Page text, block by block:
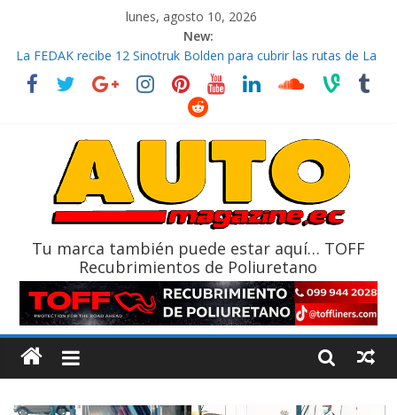
lunes, agosto 10, 2026
New:
La FEDAK recibe 12 Sinotruk Bolden para cubrir las rutas de La
Vuelta
El costo de tener un vehículo gana protagonismo a la hora de
¿Qué puede pasar con tu vehículo si permanece varios días sin
La Vuelta al Ecuador 2026, edición 47ª, recorre 7 provincias en 8
Tu marca también puede estar aquí… TOFF
Recubrimientos de Poliuretano